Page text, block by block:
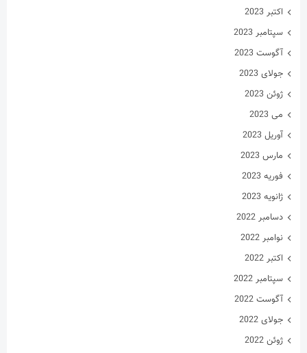
اکتبر 2023
سپتامبر 2023
آگوست 2023
جولای 2023
ژوئن 2023
می 2023
آوریل 2023
مارس 2023
فوریه 2023
ژانویه 2023
دسامبر 2022
نوامبر 2022
اکتبر 2022
سپتامبر 2022
آگوست 2022
جولای 2022
ژوئن 2022